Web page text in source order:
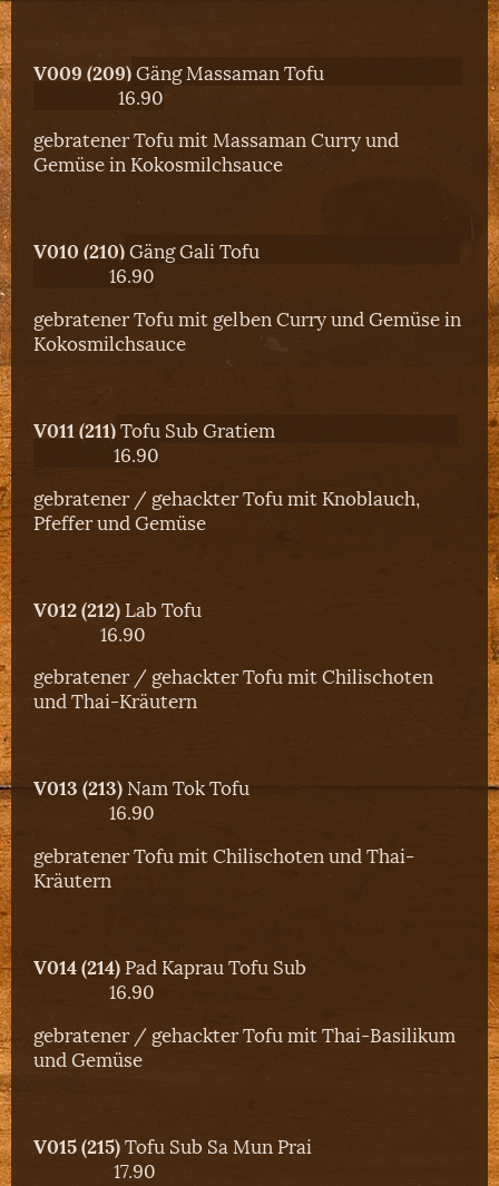
V009 (209)Gäng Massaman Tofu
16.90
gebratener Tofu mit Massaman Curry und
Gemüse in Kokosmilchsauce
V010 (210)Gäng Gali Tofu
16.90
gebratener Tofu mit gelben Curry und Gemüse in
Kokosmilchsauce
V011 (211)Tofu Sub Gratiem
16.90
gebratener / gehackter Tofu mit Knoblauch,
Pfeffer und Gemüse
V012 (212)Lab Tofu
16.90
gebratener / gehackter Tofu mit Chilischoten
und Thai-Kräutern
V013 (213)Nam Tok Tofu
16.90
gebratener Tofu mit Chilischoten und Thai-
Kräutern
V014 (214)Pad Kaprau Tofu Sub
16.90
gebratener / gehackter Tofu mit Thai-Basilikum
und Gemüse
V015 (215)Tofu Sub Sa Mun Prai
17.90